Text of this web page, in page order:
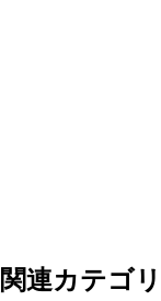
関連カテゴリ